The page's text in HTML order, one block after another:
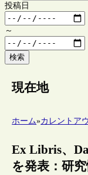
投稿日
～
検索
現在地
ホーム»カレントア
Ex Libris、
を発表：研